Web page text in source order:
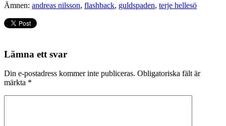
Ämnen: andreas nilsson, flashback, guldspaden, terje hellesö
Lämna ett svar
Din e-postadress kommer inte publiceras. Obligatoriska fält är
märkta *